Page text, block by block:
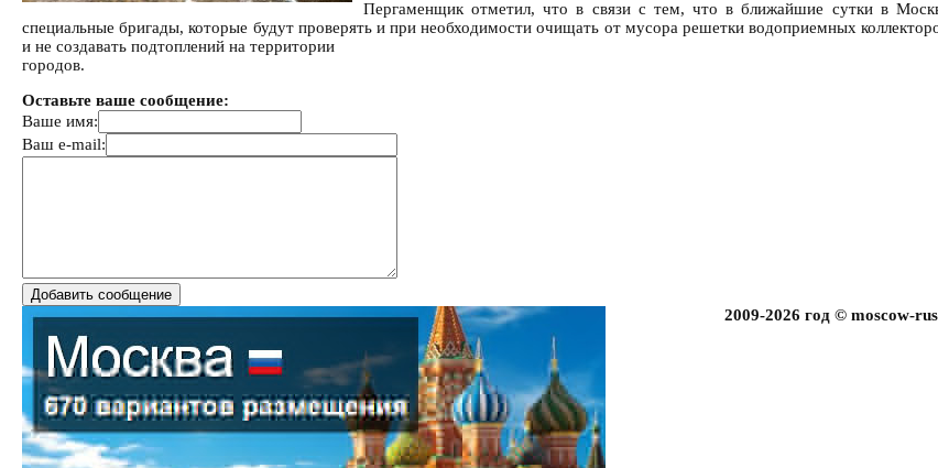
Пергаменщик отметил, что в связи с тем, что в ближайшие сутки в
специальные бригады, которые будут проверять и при необходимости очищать от мусора решетки водоприемных
и не создавать подтоплений на территории
городов.
Оставьте ваше сообщение:
Ваше имя:
Ваш e-mail:
2009-2026 год © moscow-